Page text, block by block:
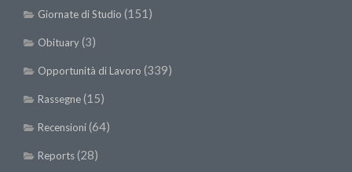
Giornate di Studio (151)
Obituary(3)
Opportunità di Lavoro (339)
Rassegne(15)
Recensioni(64)
Reports(28)